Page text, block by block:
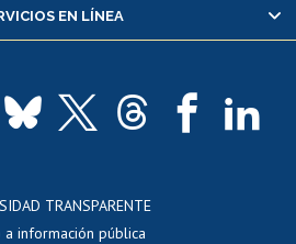
y crédito alumnos
Docentes
EN LÍNEA
TRANSPARENTE
a información pública